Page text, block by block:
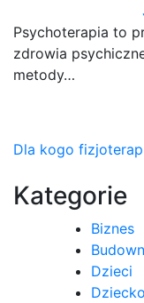
Psychoterapia to
zdrowia
metody…
wpisu
Dla kogo
Kategorie
Biznes
Dzieci
Dziecko